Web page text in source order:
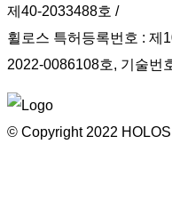
제40-2033488호 /
휠로스 특허등록번호 : 제
2022-0086108호, 기술번
© Copyright 2022